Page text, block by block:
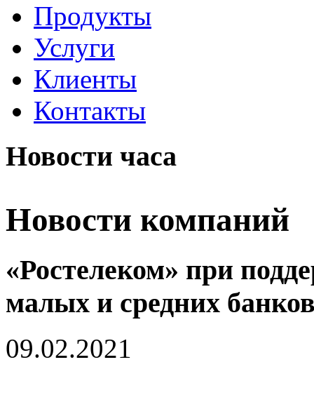
Продукты
Услуги
Клиенты
Контакты
Новости часа
Новости компаний
«Ростелеком» при
малых и средних
09.02.2021